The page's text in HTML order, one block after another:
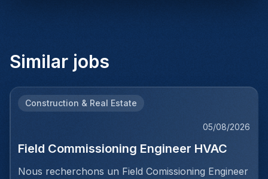
Similar jobs
Construction & Real Estate
05/08/2026
Field Commissioning Engineer HVAC
Nous recherchons un Field Comissioning Engineer